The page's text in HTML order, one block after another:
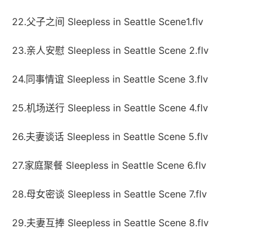
22.父子之间 Sleepless in Seattle Scene1.flv
23.亲人安慰 Sleepless in Seattle Scene 2.flv
24.同事情谊 Sleepless in Seattle Scene 3.flv
25.机场送行 Sleepless in Seattle Scene 4.flv
26.夫妻谈话 Sleepless in Seattle Scene 5.flv
27.家庭聚餐 Sleepless in Seattle Scene 6.flv
28.母女密谈 Sleepless in Seattle Scene 7.flv
29.夫妻互捧 Sleepless in Seattle Scene 8.flv